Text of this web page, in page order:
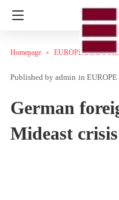
Homepage EUROPE DE
admin in
German
Mideast